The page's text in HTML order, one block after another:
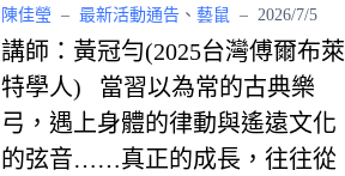
陳佳瑩 – 最新活動通告、 藝鼠 – 2026/7/5
講師：黃冠勻(2025台灣傅爾布萊
特學人) 當習以為常的古典樂
弓，遇上身體的律動與遙遠文化
的弦音……真正的成長，往往從